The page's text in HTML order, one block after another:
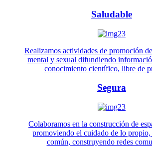
Saludable
Realizamos actividades de promoción
mental y sexual difundiendo
conocimiento científico, libre de
Segura
Colaboramos en la construcción de
promoviendo el cuidado de lo
común, construyendo redes